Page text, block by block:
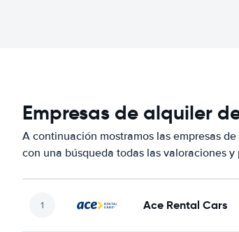
Empresas de alquiler
A continuación mostramos las empresas
con una búsqueda todas las valoraciones
Ace Rental Cars